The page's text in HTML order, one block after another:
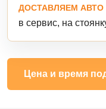
ДОСТАВЛЯЕМ АВТО
в сервис, на
Цена и время